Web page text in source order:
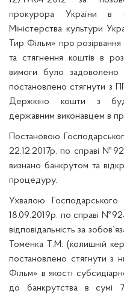
прокурора України в
Міністерства культури
Тир Фільм» про
та стягнення коштів в
вимоги було задоволено
постановлено стягнути з
Держкіно кошти з
державним виконавцем в
Постановою
22.12.2017р. по справі
визнано банкрутом та
процедуру.
Ухвалою
18.09.2019р. по справі
відповідальність за
Томенка Т.М. (колишній
постановлено стягнути з
Фільм» в якості
до банкрутства в сумі